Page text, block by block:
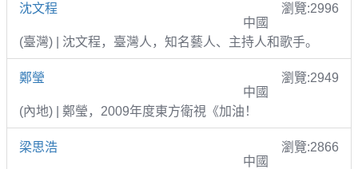
沈文程
瀏覽:2996
中國
(臺灣) | 沈文程，臺灣人，知名藝人、主持人和歌手。
鄭瑩
瀏覽:2949
中國
(內地) | 鄭瑩，2009年度東方衛視《加油！
梁思浩
瀏覽:2866
中國